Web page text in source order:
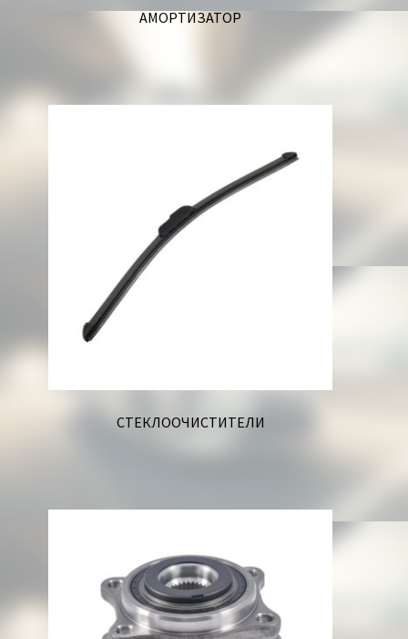
АМОРТИЗАТОР
СТЕКЛООЧИСТИТЕЛИ